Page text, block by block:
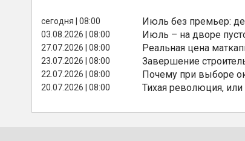
сегодня | 08:00 Июль без премьер:
03.08.2026 | 08:00 Июль – на дворе
27.07.2026 | 08:00 Реальная цена
23.07.2026 | 08:00 Завершение
22.07.2026 | 08:00 Почему при выборе
20.07.2026 | 08:00 Тихая революция,